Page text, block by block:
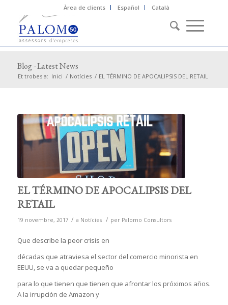
Àrea de clients Español Català
Blog - Latest News
Et trobes a: Inici / Notícies / EL TÉRMINO DE APOCALIPSIS DEL RETAIL
EL TÉRMINO DE APOCALIPSIS DEL
RETAIL
19 novembre, 2017 / a Notícies / per Palomo Consultors
Que describe la peor crisis en
décadas que atraviesa el sector del comercio minorista en
EEUU, se va a quedar pequeño
para lo que tienen que tienen que afrontar los próximos años.
A la irrupción de Amazon y